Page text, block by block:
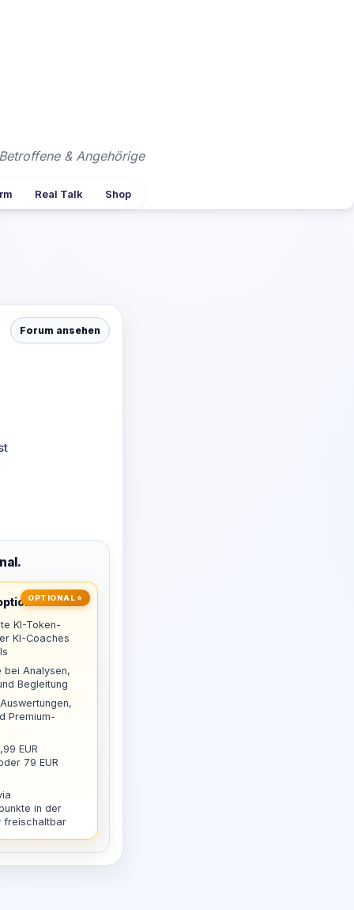
& Angehörige
Real Talk Shop
Forum ansehen
OPTIONAL ⭐
KI-Token-
KI-Coaches
bei Analysen,
Begleitung
Premium-
EUR
79 EUR
in der
freischaltbar